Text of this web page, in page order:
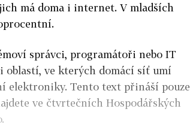
má doma i internet. V mladších
správci, programátoři nebo IT
oblastí, ve kterých domácí síť umí
elektroniky. Tento text přináší pouze
ve čtvrtečních Hospodářských